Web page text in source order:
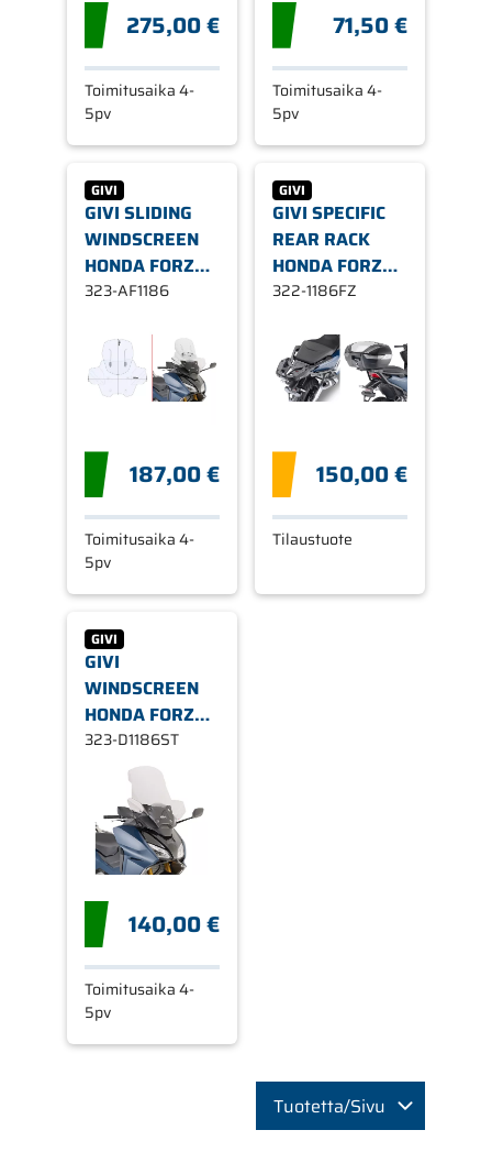
275,00 €
Toimitusaika 4-
5pv
71,50 €
Toimitusaika 4-
5pv
GIVI
GIVI SLIDING
WINDSCREEN
HONDA FORZA
750
323-AF1186
187,00 €
Toimitusaika 4-
5pv
GIVI
GIVI SPECIFIC
REAR RACK
HONDA FORZA
750
322-1186FZ
150,00 €
Tilaustuote
GIVI
GIVI
WINDSCREEN
HONDA FORZA
750 (2021-)
323-D1186ST
140,00 €
Toimitusaika 4-
5pv
Tuotetta/Sivu